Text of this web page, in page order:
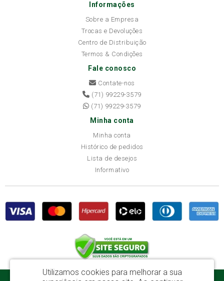
Informações
Sobre a Empresa
Trocas e Devoluções
Centro de Distribuição
Termos & Condições
Fale conosco
Contate-nos
(71) 99229-3579
(71) 99229-3579
Minha conta
Minha conta
Histórico de pedidos
Lista de desejos
Informativo
Utilizamos cookies para melhorar a sua